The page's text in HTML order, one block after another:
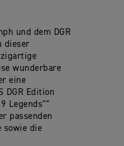
und dem DGR
dieser
wunderbare
eine
DGR Edition
Legends""
passenden
sowie die